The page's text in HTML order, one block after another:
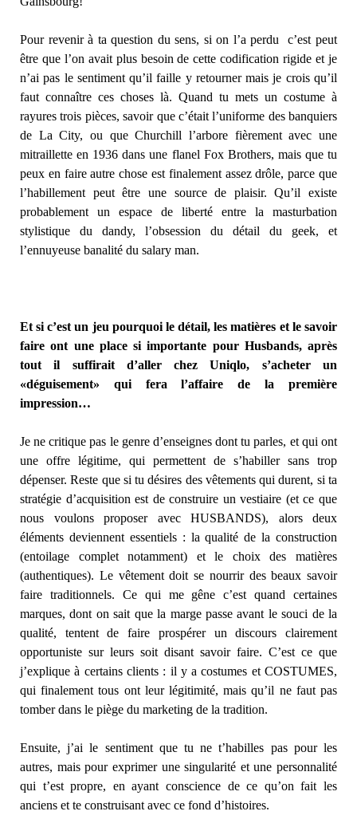
Pour revenir à ta question du sens, si on l’a perdu c’est peut
être que l’on avait plus besoin de cette codification rigide et je
n’ai pas le sentiment qu’il faille y retourner mais je crois qu’il
faut connaître ces choses là. Quand tu mets un costume à
rayures trois pièces, savoir que c’était l’uniforme des banquiers
de La City, ou que Churchill l’arbore fièrement avec une
mitraillette en 1936 dans une flanel Fox Brothers, mais que tu
peux en faire autre chose est finalement assez drôle, parce que
l’habillement peut être une source de plaisir. Qu’il existe
probablement un espace de liberté entre la masturbation
stylistique du dandy, l’obsession du détail du geek, et
l’ennuyeuse banalité du salary man.
Et si c’est un jeu pourquoi le détail, les matières et le savoir
faire ont une place si importante pour Husbands, après
tout il suffirait d’aller chez Uniqlo, s’acheter un
«déguisement» qui fera l’affaire de la première
impression…
Je ne critique pas le genre d’enseignes dont tu parles, et qui ont
une offre légitime, qui permettent de s’habiller sans trop
dépenser. Reste que si tu désires des vêtements qui durent, si ta
stratégie d’acquisition est de construire un vestiaire (et ce que
nous voulons proposer avec HUSBANDS), alors deux
éléments deviennent essentiels : la qualité de la construction
(entoilage complet notamment) et le choix des matières
(authentiques). Le vêtement doit se nourrir des beaux savoir
faire traditionnels. Ce qui me gêne c’est quand certaines
marques, dont on sait que la marge passe avant le souci de la
qualité, tentent de faire prospérer un discours clairement
opportuniste sur leurs soit disant savoir faire. C’est ce que
j’explique à certains clients : il y a costumes et COSTUMES,
qui finalement tous ont leur légitimité, mais qu’il ne faut pas
tomber dans le piège du marketing de la tradition.
Ensuite, j’ai le sentiment que tu ne t’habilles pas pour les
autres, mais pour exprimer une singularité et une personnalité
qui t’est propre, en ayant conscience de ce qu’on fait les
anciens et te construisant avec ce fond d’histoires.